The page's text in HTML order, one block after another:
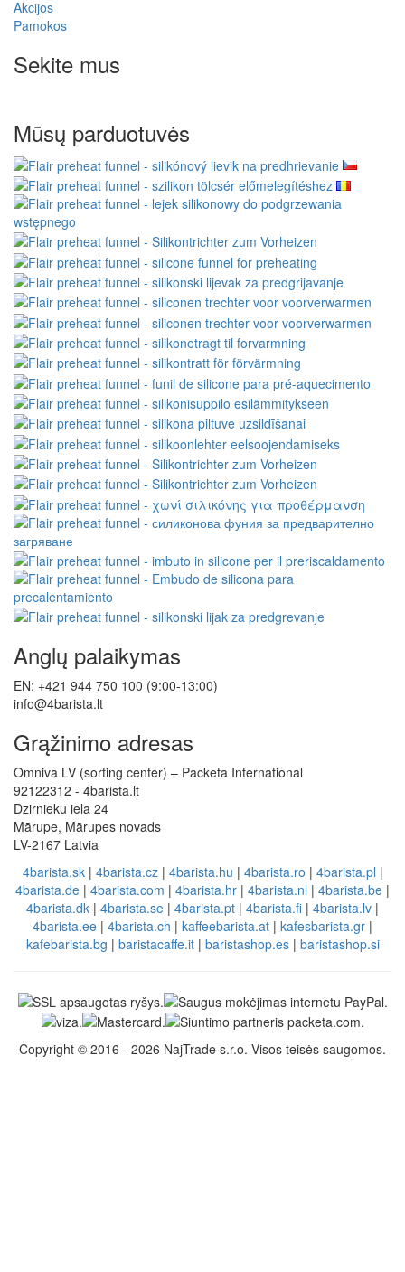
Akcijos
Pamokos
Sekite mus
Mūsų parduotuvės
Anglų palaikymas
EN: +421 944 750 100 (9:00-13:00)
info@4barista.lt
Grąžinimo adresas
Omniva LV (sorting center) – Packeta International
92122312 - 4barista.lt
Dzirnieku iela 24
Mārupe, Mārupes novads
LV-2167 Latvia
4barista.sk| 4barista.cz| 4barista.hu | 4barista.ro | 4barista.pl |
4barista.de | 4barista.com | 4barista.hr | 4barista.nl | 4barista.be |
4barista.dk | 4barista.se | 4barista.pt | 4barista.fi | 4barista.lv |
4barista.ee | 4barista.ch | kaffeebarista.at | kafesbarista.gr |
kafebarista.bg | baristacaffe.it| baristashop.es| baristashop.si
Copyright © 2016 - 2026 NajTrade s.r.o. Visos teisės saugomos.